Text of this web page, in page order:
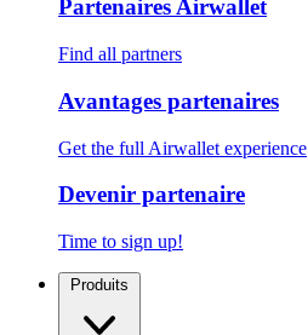
Partenaires Airwallet
Find all partners
Avantages partenaires
Get the full Airwallet experience
Devenir partenaire
Time to sign up!